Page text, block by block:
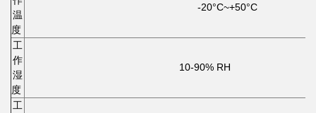
温
度
-20°C~+50°C
工
作
湿
度
10-90% RH
工